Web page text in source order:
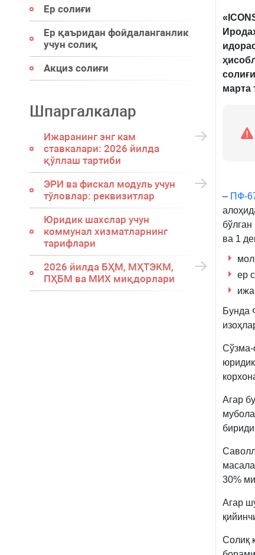
Ер солиғи
Ер қаъридан фойдаланганлик
учун солиқ
Акциз солиғи
Шпаргалкалар
Ижаранинг энг кам
ставкалари: 2026 йилда
қўллаш тартиби
ЭРИ ва фискал модуль учун
тўловлар: реквизитлар
Юридик шахслар учун
коммунал хизматларнинг
тарифлари
2026 йилда БҲМ, МҲТЭКМ,
ПҲБМ ва МИХ миқдорлари
марта
– ПФ-
ва 1
ер
Бунда
Сўзма-
Агар
30%
Агар
Солиқ